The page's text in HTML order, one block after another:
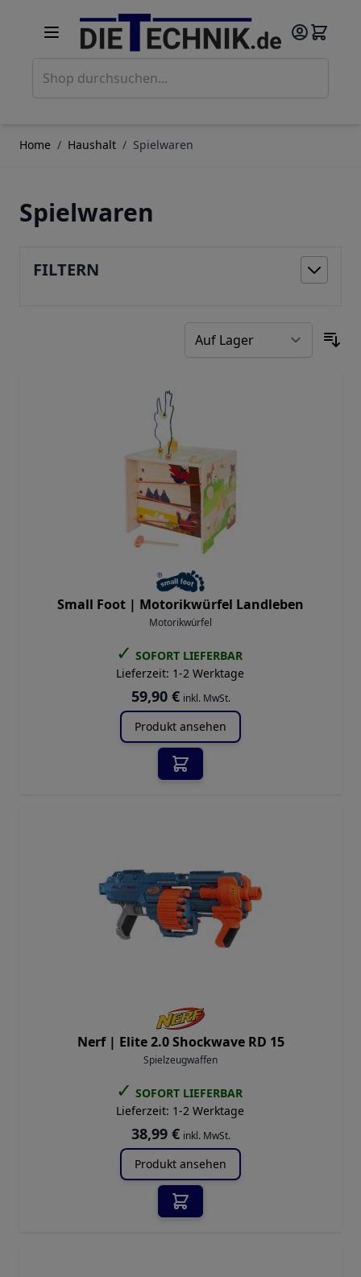
Home / Haushalt / Spielwaren
Spielwaren
FILTERN
Small Foot | Motorikwürfel Landleben
Motorikwürfel
✓ SOFORT LIEFERBAR
Lieferzeit: 1-2 Werktage
59,90 € inkl. MwSt.
Produkt ansehen
Nerf | Elite 2.0 Shockwave RD 15
Spielzeugwaffen
✓ SOFORT LIEFERBAR
Lieferzeit: 1-2 Werktage
38,99 € inkl. MwSt.
Produkt ansehen